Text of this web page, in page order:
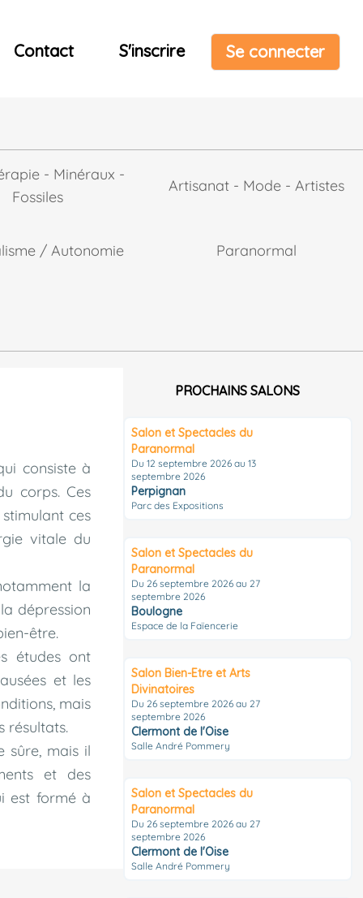
Contact S'inscrire Se connecter
- Minéraux -
Fossiles
Artisanat - Mode - Artistes
/ Autonomie Paranormal
consiste à
corps. Ces
ces
vitale du
la
dépression
être.
études ont
et les
mais
résultats.
sûre, mais il
et des
est formé à
PROCHAINS SALONS
Salon et Spectacles du
Paranormal
Du 12 septembre 2026 au 13
septembre 2026
Perpignan
Parc des Expositions
Salon et Spectacles du
Paranormal
Du 26 septembre 2026 au 27
septembre 2026
Boulogne
Espace de la Faïencerie
Salon Bien-Etre et Arts
Divinatoires
Du 26 septembre 2026 au 27
septembre 2026
Clermont de l'Oise
Salle André Pommery
Salon et Spectacles du
Paranormal
Du 26 septembre 2026 au 27
septembre 2026
Clermont de l'Oise
Salle André Pommery